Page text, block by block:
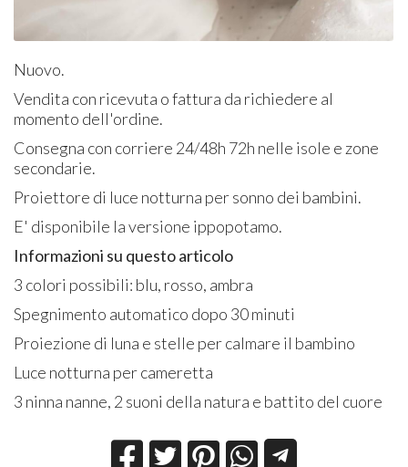
Nuovo.
Vendita con ricevuta o fattura da richiedere al
momento dell'ordine.
Consegna con corriere 24/48h 72h nelle isole e zone
secondarie.
Proiettore di luce notturna per sonno dei bambini.
E' disponibile la versione ippopotamo.
Informazioni su questo articolo
3 colori possibili: blu, rosso, ambra
Spegnimento automatico dopo 30 minuti
Proiezione di luna e stelle per calmare il bambino
Luce notturna per cameretta
3 ninna nanne, 2 suoni della natura e battito del cuore